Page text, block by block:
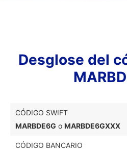
Desglose del
CÓDIGO SWIFT
MARBDE6G o MARBDE6GXXX
CÓDIGO BANCARIO